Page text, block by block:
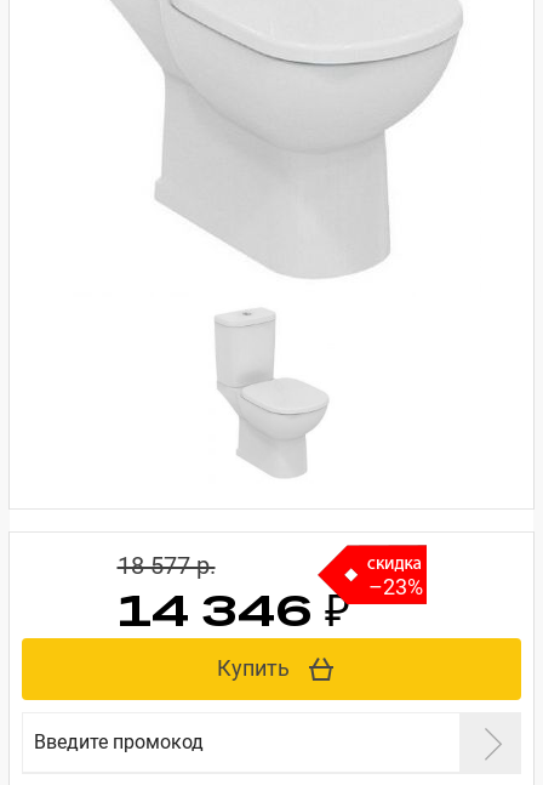
18 577 p.
–23%
14 346 ₽
Купить
Введите промокод